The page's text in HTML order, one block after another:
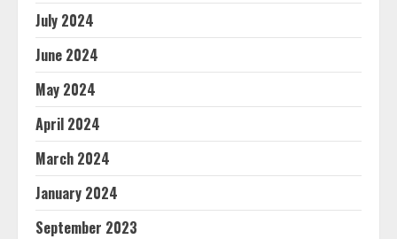
July 2024
June 2024
May 2024
April 2024
March 2024
January 2024
September 2023